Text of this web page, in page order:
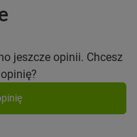
jeszcze opinii. Chcesz